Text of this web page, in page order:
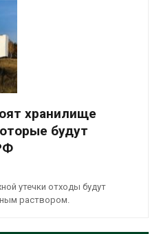
хранилище
будут
утечки отходы будут
раствором.